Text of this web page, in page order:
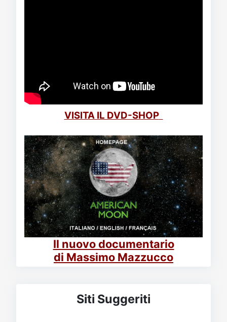
VISITA IL DVD-SHOP
Il nuovo documentario
di Massimo Mazzucco
Siti Suggeriti